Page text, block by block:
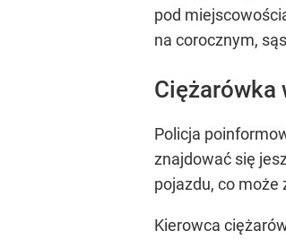
pod
na corocznym,
Ciężarówka
Policja
znajdować się
pojazdu, co może
Kierowca